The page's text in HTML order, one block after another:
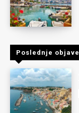
Poslednje objave